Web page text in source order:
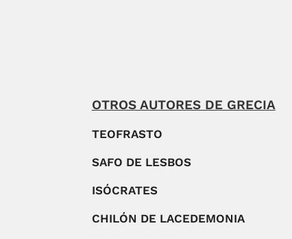
OTROS AUTORES DE GRECIA
TEOFRASTO
SAFO DE LESBOS
ISÓCRATES
CHILÓN DE LACEDEMONIA